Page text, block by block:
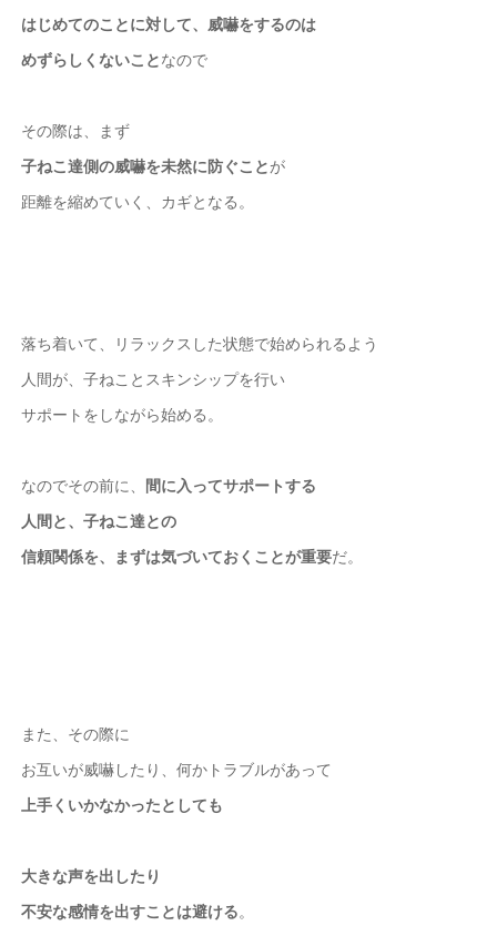
はじめてのことに対して、威嚇をするのは
めずらしくないことなので
その際は、まず
子ねこ達側の威嚇を未然に防ぐことが
距離を縮めていく、カギとなる。
落ち着いて、リラックスした状態で始められるよう
人間が、子ねことスキンシップを行い
サポートをしながら始める。
なのでその前に、 間に入ってサポートする
人間と、子ねこ達との
信頼関係を、まずは気づいておくことが重要だ。
また、その際に
お互いが威嚇したり、何かトラブルがあって
上手くいかなかったとしても
大きな声を出したり
不安な感情を出すことは避ける。